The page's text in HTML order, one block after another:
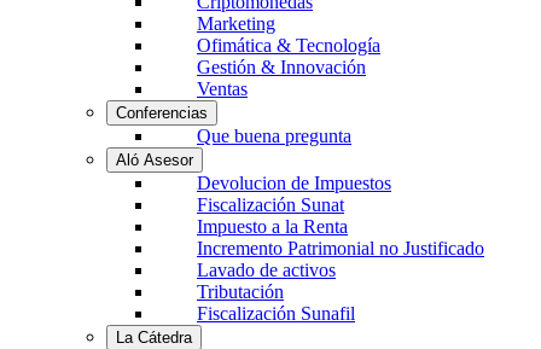
Marketing
Ofimática & Tecnología
Gestión & Innovación
Ventas
Conferencias
Que buena pregunta
Aló Asesor
Devolucion de Impuestos
Fiscalización Sunat
Impuesto a la Renta
Incremento Patrimonial no Justificado
Lavado de activos
Tributación
Fiscalización Sunafil
La Cátedra